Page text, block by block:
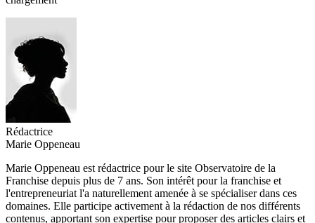
Rédactrice
Marie Oppeneau
Marie Oppeneau est rédactrice pour le site Observatoire de la
Franchise depuis plus de 7 ans. Son intérêt pour la franchise et
l'entrepreneuriat l'a naturellement amenée à se spécialiser dans ces
domaines. Elle participe activement à la rédaction de nos différents
contenus, apportant son expertise pour proposer des articles clairs et